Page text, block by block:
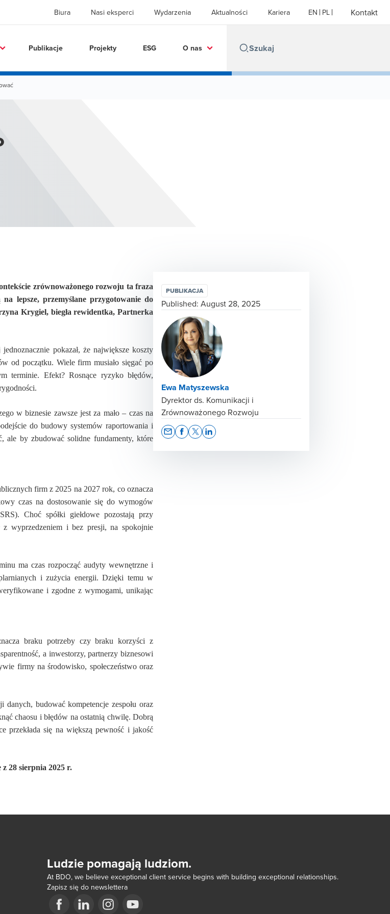
Biura Nasi eksperci Wydarzenia Aktualności Kariera EN PL Kontakt
Publikacje Projekty ESG O nas
zrównoważonego rozwoju ta fraza
lepsze, przemyślane przygotowanie do
Krygiel, biegła rewidentka, Partnerka
pokazał, że największe koszty
od początku. Wiele firm musiało sięgać po
terminie. Efekt? Rosnące ryzyko błędów,
w biznesie zawsze jest za mało – czas na
do budowy systemów raportowania i
ale by zbudować solidne fundamenty, które
firm z 2025 na 2027 rok, co oznacza
czas na dostosowanie się do wymogów
Choć spółki giełdowe pozostają przy
z wyprzedzeniem i bez presji, na spokojnie
ma czas rozpocząć audyty wewnętrzne i
i zużycia energii. Dzięki temu w
i zgodne z wymogami, unikając
braku potrzeby czy braku korzyści z
a inwestorzy, partnerzy biznesowi
firmy na środowisko, społeczeństwo oraz
budować kompetencje zespołu oraz
chaosu i błędów na ostatnią chwilę. Dobrą
przekłada się na większą pewność i jakość
28 sierpnia 2025 r.
PUBLIKACJA
Published: August 28, 2025
Ewa Matyszewska
Dyrektor ds. Komunikacji i
Zrównoważonego Rozwoju
Ludzie pomagają ludziom.
At BDO, we believe exceptional client service begins with building exceptional relationships.
Zapisz się do newslettera